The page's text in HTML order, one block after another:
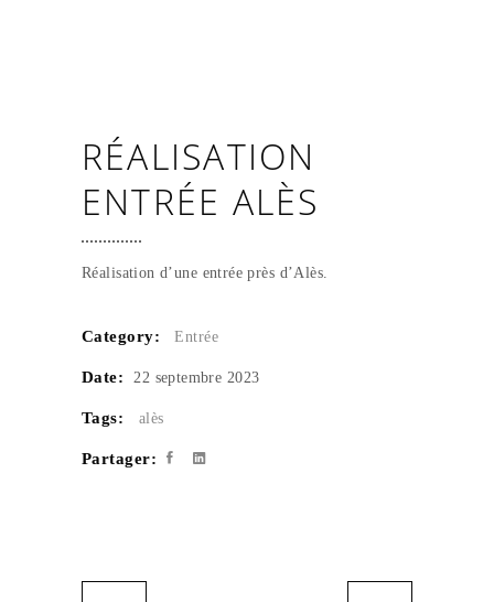
RÉALISATION
ENTRÉE ALÈS
Réalisation d’une entrée près d’Alès.
Category: Entrée
Date: 22 septembre 2023
Tags: alès
Partager: